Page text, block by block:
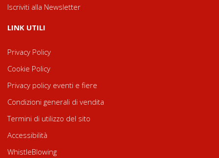
Iscriviti alla Newsletter
LINK UTILI
Privacy Policy
Cookie Policy
Privacy policy eventi e fiere
Condizioni generali di vendita
Termini di utilizzo del sito
Accessibilità
WhistleBlowing